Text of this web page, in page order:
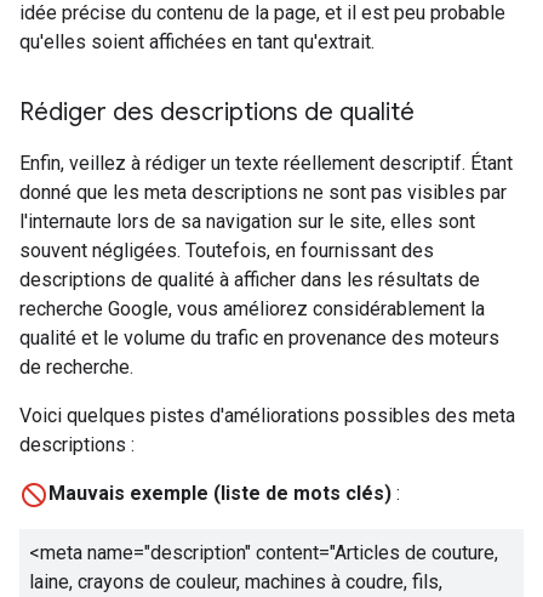
idée précise du contenu de la page, et il est peu probable
qu'elles soient affichées en tant qu'extrait.
Rédiger des descriptions de qualité
Enfin, veillez à rédiger un texte réellement descriptif. Étant
donné que les meta descriptions ne sont pas visibles par
l'internaute lors de sa navigation sur le site, elles sont
souvent négligées. Toutefois, en fournissant des
descriptions de qualité à afficher dans les résultats de
recherche Google, vous améliorez considérablement la
qualité et le volume du trafic en provenance des moteurs
de recherche.
Voici quelques pistes d'améliorations possibles des meta
descriptions :
Mauvais exemple (liste de mots clés) :
<meta name="description" content="Articles de couture,
laine, crayons de couleur, machines à coudre, fils,